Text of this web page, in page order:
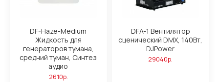
DF-Haze-Medium
Жидкость для
генераторов тумана,
средний туман, Синтез
аудио
2610р.
DFA-1 Вентилятор
сценический DMX, 140Вт,
DJPower
29040р.